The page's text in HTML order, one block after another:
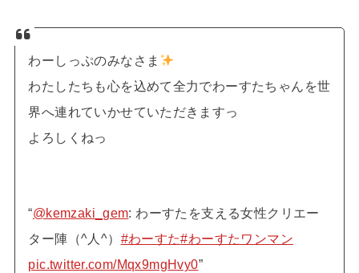
わーしっぷのみなさま
わたしたちも心を込めて全力でわーすたちゃんを世
界へ連れていかせていただきますっ
よろしくねっ
“@kemzaki_gem: わーすたを支える女性クリエー
ター陣（^人^） #わーすた#わーすたワンマン
pic.twitter.com/Mqx9mgHvy0”